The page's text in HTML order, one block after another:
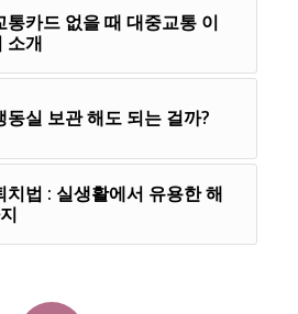
통카드 없을 때 대중교통 이
소개
동실 보관 해도 되는 걸까?
치법 : 실생활에서 유용한 해